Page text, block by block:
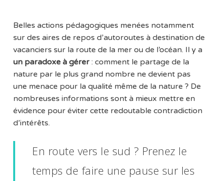
Belles actions pédagogiques menées notamment
sur des aires de repos d’autoroutes à destination de
vacanciers sur la route de la mer ou de l’océan. Il y a
un paradoxe à gérer: comment le partage de la
nature par le plus grand nombre ne devient pas
une menace pour la qualité même de la nature ? De
nombreuses informations sont à mieux mettre en
évidence pour éviter cette redoutable contradiction
d’intérêts.
En route vers le sud ? Prenez le
temps de faire une pause sur les